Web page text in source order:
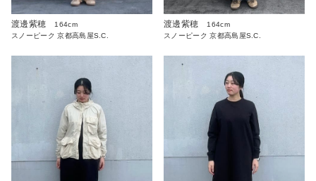
渡邊紫穂
164cm
スノーピーク 京都高島屋S.C.
渡邊紫穂
164cm
スノーピーク 京都高島屋S.C.